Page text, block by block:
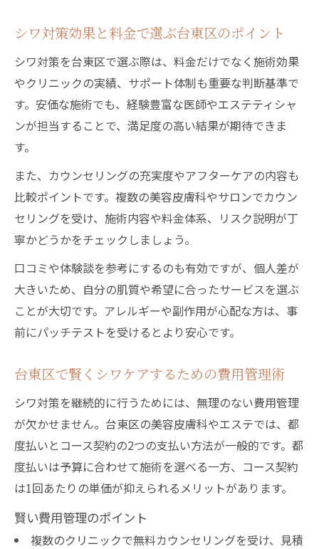
シワ対策効果と料金で選ぶ台東区のポイント
シワ対策を台東区で選ぶ際は、料金だけでなく施術効果
やクリニックの実績、サポート体制も重要な判断基準で
す。安価な施術でも、経験豊富な医師やエステティシャ
ンが担当することで、満足度の高い結果が期待できま
す。
また、カウンセリングの充実度やアフターケアの内容も
比較ポイントです。複数の美容皮膚科やサロンでカウン
セリングを受け、施術内容や料金体系、リスク説明が丁
寧かどうかをチェックしましょう。
口コミや体験談を参考にするのも有効ですが、個人差が
大きいため、自分の肌質や希望に合ったサービスを選ぶ
ことが大切です。アレルギーや副作用が心配な方は、事
前にパッチテストを受けるとより安心です。
台東区で賢くシワケアするための費用管理術
シワ対策を継続的に行うためには、無理のない費用管理
が欠かせません。台東区の美容皮膚科やエステでは、都
度払いとコース契約の2つの支払い方法が一般的です。都
度払いは予算に合わせて施術を選べる一方、コース契約
は1回あたりの単価が抑えられるメリットがあります。
賢い費用管理のポイント
複数のクリニックで無料カウンセリングを受け、見積